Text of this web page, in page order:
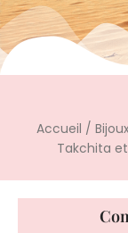
Accueil /
Takchita